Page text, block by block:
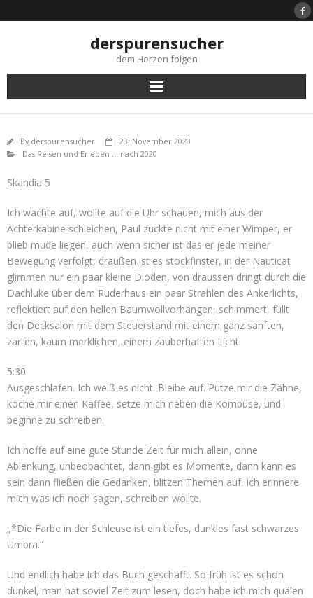
to
derspurensucher
dem Herzen folgen
By derspurensucher
23. November 2020
Das Reisen und Erleben ....nach 2020
Skandia 5
Ich wachte auf, wollte auf die Uhr schauen, mich aus der
Achterkabine schleichen, Paul zuckte nicht mit einer Wimper, er
blieb müde liegen, auch wenn sicher ist das er jede meiner
Bewegung verfolgt, draußen ist es stockfinster, in der Nauticat
glimmen nur ein paar kleine Dioden, von draussen dringt durch die
Dachluke über dem Ruderhaus ein paar Strahlen des Ankerlichts,
reflektiert auf den hellen Baumwollvorhängen, schimmert, füllt
den Decksalon mit dem Steuerstand mit einem ganz sanften,
zarten, kaum merklichen, einem zauberhaften Licht.
5:30
Ausgeschlafen. Ich weiß es nicht. Bleibe auf. Putze mir die Zähne,
koche mir einen Kaffee, setze mich neben die Kombüse, und
beginne zu schreiben.
Ich hoffe auf eine gute Stunde Zeit für mich allein, ohne
Ablenkung, unbeobachtet, dann gibt es Momente, dann kann es
sein dann fließen die Gedanken, blitzen Themen auf, ich erinnere
mich was ich noch sagen, schreiben wollte.
„*Die Farbe in der Schleuse ist ein tiefes, dunkles fast schwarzes
Umbra.“
Und endlich habe ich das Buch geschafft. So früh ist es schon
dunkel, man hat soviel Zeit zum lesen, doch habe ich mich quälen